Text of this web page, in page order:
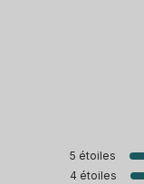
5 étoiles
4 étoiles